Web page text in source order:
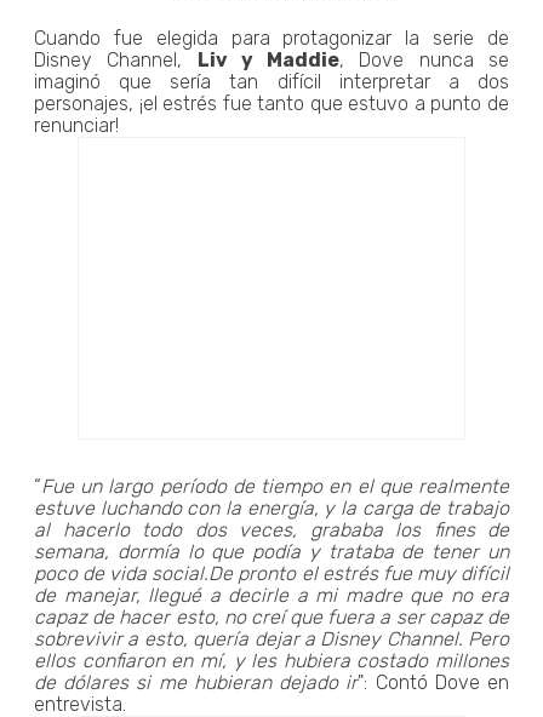
Cuando fue elegida para protagonizar la serie de
Disney Channel, Liv y Maddie, Dove nunca se
imaginó que sería tan difícil interpretar a dos
personajes, ¡el estrés fue tanto que estuvo a punto de
renunciar!
“Fue un largo período de tiempo en el que realmente
estuve luchando con la energía, y la carga de trabajo
al hacerlo todo dos veces, grababa los fines de
semana, dormía lo que podía y trataba de tener un
poco de vida social.De pronto el estrés fue muy difícil
de manejar, llegué a decirle a mi madre que no era
capaz de hacer esto, no creí que fuera a ser capaz de
sobrevivir a esto, quería dejar a Disney Channel. Pero
ellos confiaron en mí, y les hubiera costado millones
de dólares si me hubieran dejado ir": Contó Dove en
entrevista.